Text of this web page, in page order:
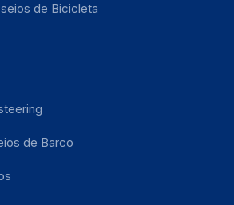
de Bicicleta
de Barco